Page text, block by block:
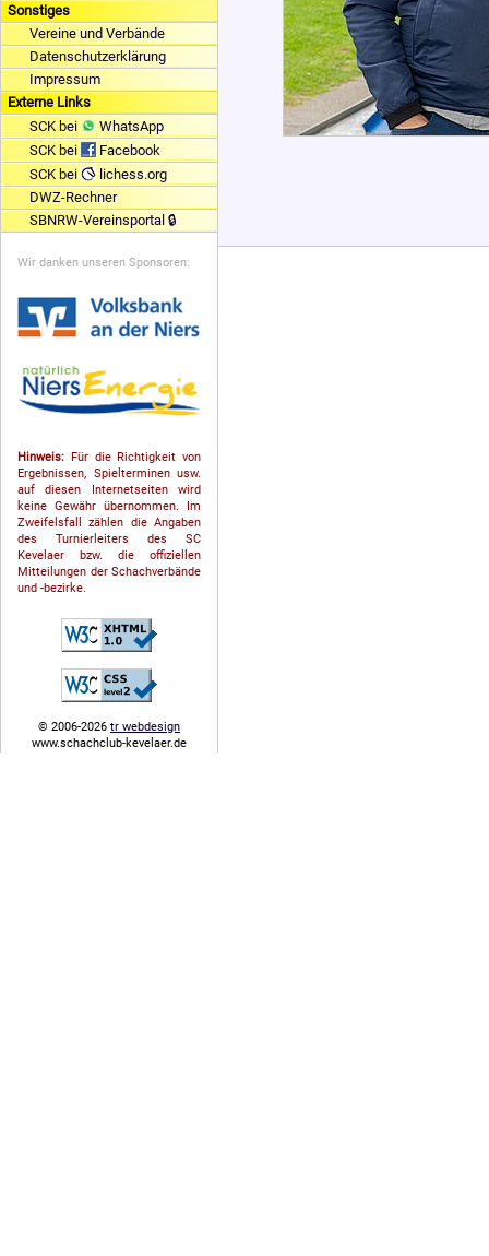
Sonstiges
Vereine und Verbände
Datenschutzerklärung
Impressum
Externe Links
SCK bei
WhatsApp
SCK bei
Facebook
SCK bei
lichess.org
DWZ-Rechner
SBNRW-Vereinsportal 🔒
Wir danken unseren Sponsoren:
Hinweis: Für die Richtigkeit von
Ergebnissen, Spielterminen usw.
auf diesen Internetseiten wird
keine Gewähr übernommen. Im
Zweifelsfall zählen die Angaben
des Turnierleiters des SC
Kevelaer bzw. die offiziellen
Mitteilungen der Schach­ver­bände
und -bezirke.
© 2006-2026 tr webdesign
www.schachclub-kevelaer.de